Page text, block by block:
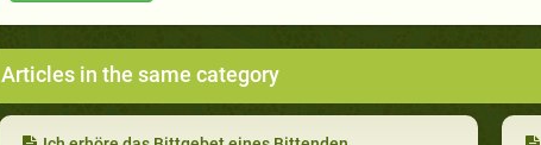
Articles in the same category